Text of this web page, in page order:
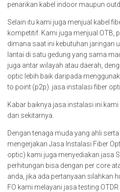
penarikan kabel indoor maupun
Selain itu kami juga menjual kabel
kompetitif. Kami juga menjual OTB,
dimana saat ini kebutuhan jaringan
lantai di satu gedung yang sama
juga antar wilayah atau daerah,
optic lebih baik daripada
to point (p2p). jasa instalasi fiber
Kabar baiknya jasa instalasi ini kami
dan sekitarnya.
Dengan tenaga muda yang ahli
mengerjakan Jasa Instalasi Fiber
optic) kami juga menyediakan jasa
perhitungan bisa dengan per core
anda, jika ada pertanyaan silahkan
FO kami melayani jasa testing